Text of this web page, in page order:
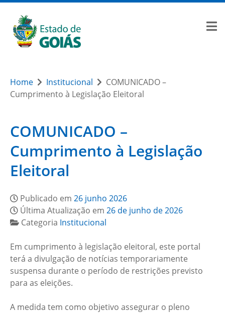
Home Institucional
COMUNICADO –
Cumprimento à Legislação Eleitoral
COMUNICADO –
Cumprimento à Legislação
Eleitoral
Publicado em 26 junho 2026
Última Atualização em 26 de junho de 2026
Categoria Institucional
Em cumprimento à legislação eleitoral, este portal
terá a divulgação de notícias temporariamente
suspensa durante o período de restrições previsto
para as eleições.
A medida tem como objetivo assegurar o pleno